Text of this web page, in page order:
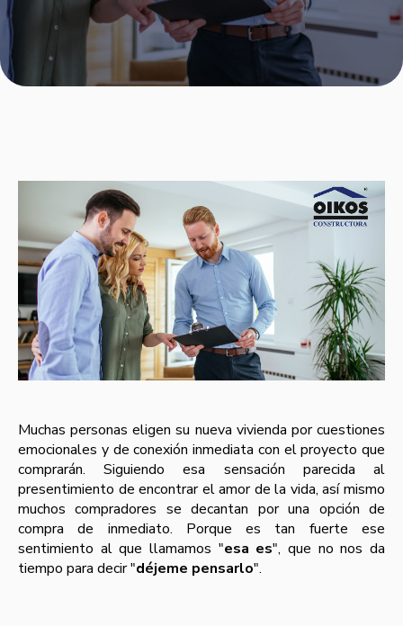
Muchas personas eligen su nueva vivienda por cuestiones
emocionales y de conexión inmediata con el proyecto que
comprarán. Siguiendo esa sensación parecida al
presentimiento de encontrar el amor de la vida, así mismo
muchos compradores se decantan por una opción de
compra de inmediato. Porque es tan fuerte ese
sentimiento al que llamamos "esa es", que no nos da
tiempo para decir "déjeme pensarlo".